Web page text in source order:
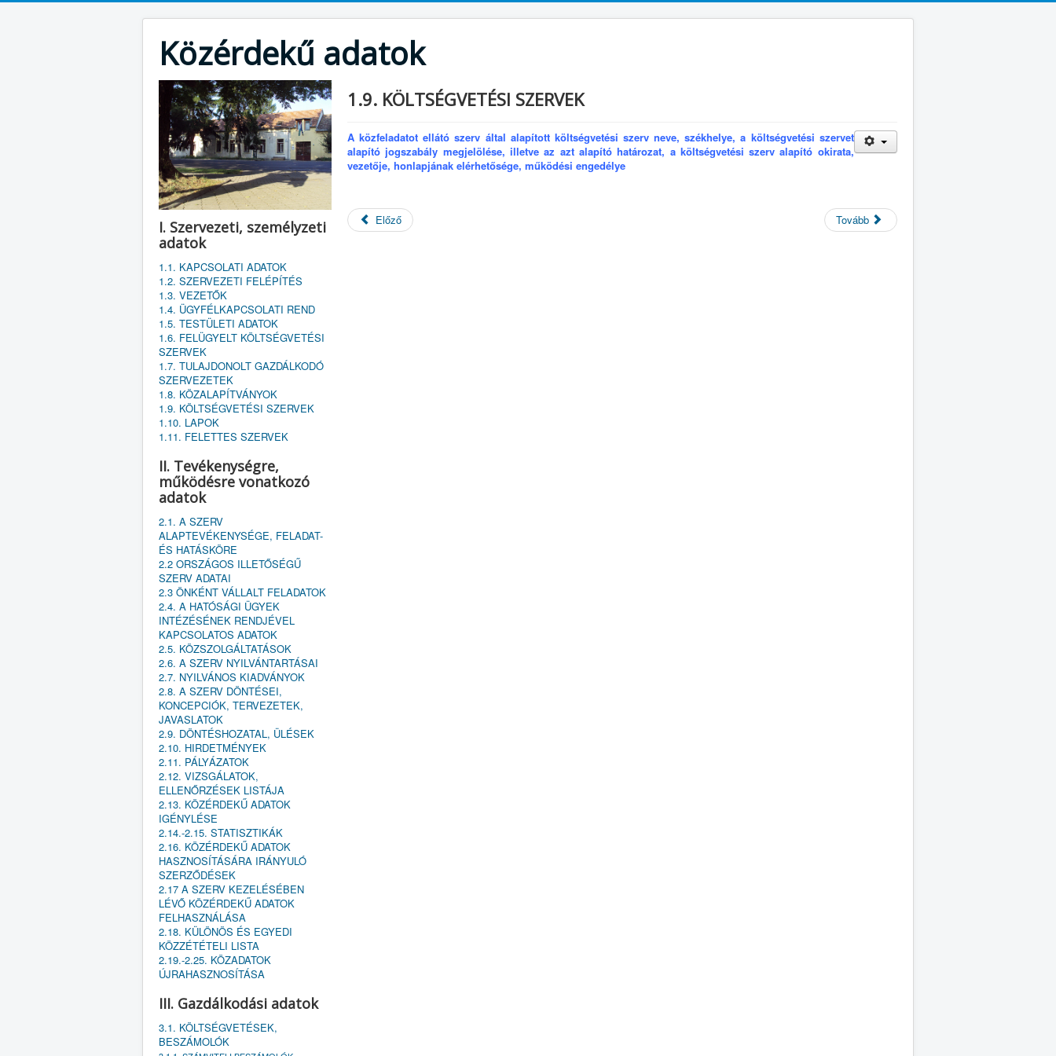
Közérdekű adatok
I. Szervezeti, személyzeti
adatok
1.1. KAPCSOLATI ADATOK
1.2. SZERVEZETI FELÉPÍTÉS
1.3. VEZETŐK
1.4. ÜGYFÉLKAPCSOLATI REND
1.5. TESTÜLETI ADATOK
1.6. FELÜGYELT KÖLTSÉGVETÉSI
SZERVEK
1.7. TULAJDONOLT GAZDÁLKODÓ
SZERVEZETEK
1.8. KÖZALAPÍTVÁNYOK
1.9. KÖLTSÉGVETÉSI SZERVEK
1.10. LAPOK
1.11. FELETTES SZERVEK
II. Tevékenységre,
működésre vonatkozó
adatok
2.1. A SZERV
ALAPTEVÉKENYSÉGE, FELADAT-
ÉS HATÁSKÖRE
2.2 ORSZÁGOS ILLETŐSÉGŰ
SZERV ADATAI
2.3 ÖNKÉNT VÁLLALT FELADATOK
2.4. A HATÓSÁGI ÜGYEK
INTÉZÉSÉNEK RENDJÉVEL
KAPCSOLATOS ADATOK
2.5. KÖZSZOLGÁLTATÁSOK
2.6. A SZERV NYILVÁNTARTÁSAI
2.7. NYILVÁNOS KIADVÁNYOK
2.8. A SZERV DÖNTÉSEI,
KONCEPCIÓK, TERVEZETEK,
JAVASLATOK
2.9. DÖNTÉSHOZATAL, ÜLÉSEK
2.10. HIRDETMÉNYEK
2.11. PÁLYÁZATOK
2.12. VIZSGÁLATOK,
ELLENŐRZÉSEK LISTÁJA
2.13. KÖZÉRDEKŰ ADATOK
IGÉNYLÉSE
2.14.-2.15. STATISZTIKÁK
2.16. KÖZÉRDEKŰ ADATOK
HASZNOSÍTÁSÁRA IRÁNYULÓ
SZERZŐDÉSEK
2.17 A SZERV KEZELÉSÉBEN
LÉVŐ KÖZÉRDEKŰ ADATOK
FELHASZNÁLÁSA
2.18. KÜLÖNÖS ÉS EGYEDI
KÖZZÉTÉTELI LISTA
2.19.-2.25. KÖZADATOK
ÚJRAHASZNOSÍTÁSA
III. Gazdálkodási adatok
3.1. KÖLTSÉGVETÉSEK,
BESZÁMOLÓK
1.9. KÖLTSÉGVETÉSI SZERVEK
A közfeladatot ellátó szerv által alapított költségvetési szerv neve, székhelye, a költségvetési szervet
alapító jogszabály megjelölése, illetve az azt alapító határozat, a költségvetési szerv alapító okirata,
vezetője, honlapjának elérhetősége, működési engedélye
Előző Tovább